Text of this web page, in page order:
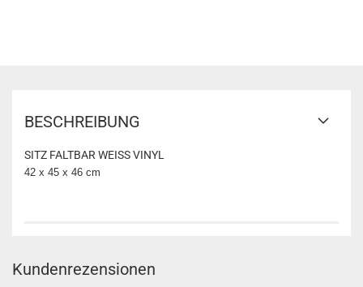
BESCHREIBUNG
SITZ FALTBAR WEISS VINYL
42 x 45 x 46 cm
Kundenrezensionen